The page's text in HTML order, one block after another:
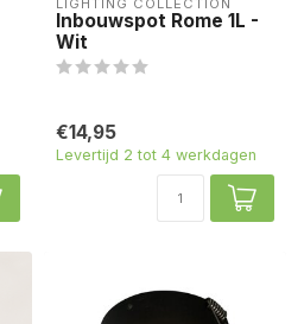
LIGHTING COLLECTION
Inbouwspot Rome 1L -
Wit
€14,95
Levertijd 2 tot 4 werkdagen